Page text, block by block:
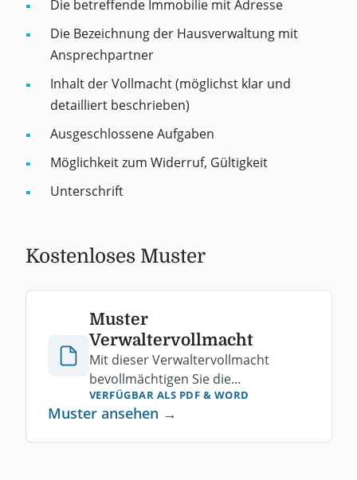
Die betreffende Immobilie mit Adresse
Die Bezeichnung der Hausverwaltung mit
Ansprechpartner
Inhalt der Vollmacht (möglichst klar und
detailliert beschrieben)
Ausgeschlossene Aufgaben
Möglichkeit zum Widerruf, Gültigkeit
Unterschrift
Kostenloses Muster
Muster
Verwaltervollmacht
Mit dieser Verwaltervollmacht
bevollmächtigen Sie die
Hausverwaltung, bestimmte
Aufgaben für die Gemeinschaft
VERFÜGBAR ALS PDF & WORD
Muster ansehen →